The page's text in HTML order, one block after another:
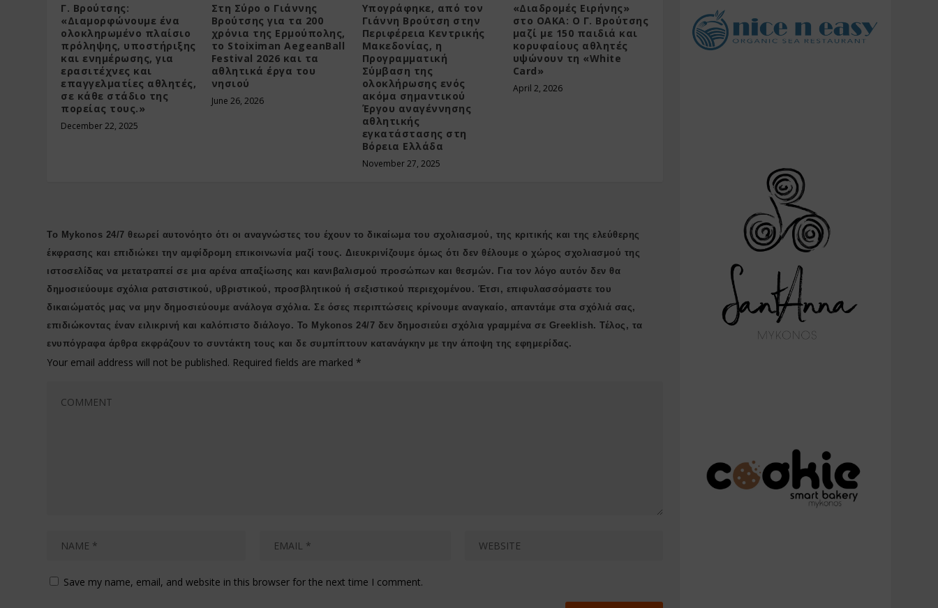
Γ. Βρούτσης:
«Διαμορφώνουμε ένα
ολοκληρωμένο πλαίσιο
πρόληψης, υποστήριξης
και ενημέρωσης, για
ερασιτέχνες και
επαγγελματίες αθλητές,
σε κάθε στάδιο της
πορείας τους.»
December 22, 2025
Στη Σύρο ο Γιάννης
Βρούτσης για τα 200
χρόνια της Ερμούπολης,
το Stoiximan AegeanBall
Festival 2026 και τα
αθλητικά έργα του
νησιού
June 26, 2026
Υπογράφηκε, από τον
Γιάννη Βρούτση στην
Περιφέρεια Κεντρικής
Μακεδονίας, η
Προγραμματική
Σύμβαση της
ολοκλήρωσης ενός
ακόμα σημαντικού
Έργου αναγέννησης
αθλητικής
εγκατάστασης στη
Βόρεια Ελλάδα
November 27, 2025
«Διαδρομές Ειρήνης»
στο ΟΑΚΑ: Ο Γ. Βρούτσης
μαζί με 150 παιδιά και
κορυφαίους αθλητές
υψώνουν τη «White
Card»
April 2, 2026
Το Mykonos 24/7 θεωρεί αυτονόητο ότι οι αναγνώστες του έχουν το δικαίωμα του σχολιασμού, της κριτικής και της ελεύθερης
έκφρασης και επιδιώκει την αμφίδρομη επικοινωνία μαζί τους. Διευκρινίζουμε όμως ότι δεν θέλουμε ο χώρος σχολιασμού της
ιστοσελίδας να μετατραπεί σε μια αρένα απαξίωσης και κανιβαλισμού προσώπων και θεσμών. Για τον λόγο αυτόν δεν θα
δημοσιεύουμε σχόλια ρατσιστικού, υβριστικού, προσβλητικού ή σεξιστικού περιεχομένου. Έτσι, επιφυλασσόμαστε του
δικαιώματός μας να μην δημοσιεύουμε ανάλογα σχόλια. Σε όσες περιπτώσεις κρίνουμε αναγκαίο, απαντάμε στα σχόλιά σας,
επιδιώκοντας έναν ειλικρινή και καλόπιστο διάλογο. Το Μykonos 24/7 δεν δημοσιεύει σχόλια γραμμένα σε Greeklish. Τέλος, τα
ενυπόγραφα άρθρα εκφράζουν το συντάκτη τους και δε συμπίπτουν κατανάγκην με την άποψη της εφημερίδας.
Your email address will not be published. Required fields are marked *
Save my name, email, and website in this browser for the next time I comment.